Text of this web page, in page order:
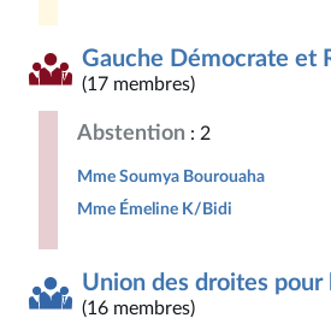
Gauche Démocrate et
(17 membres)
Abstention : 2
Mme Soumya Bourouaha
Mme Émeline K/Bidi
Union des droites pour
(16 membres)